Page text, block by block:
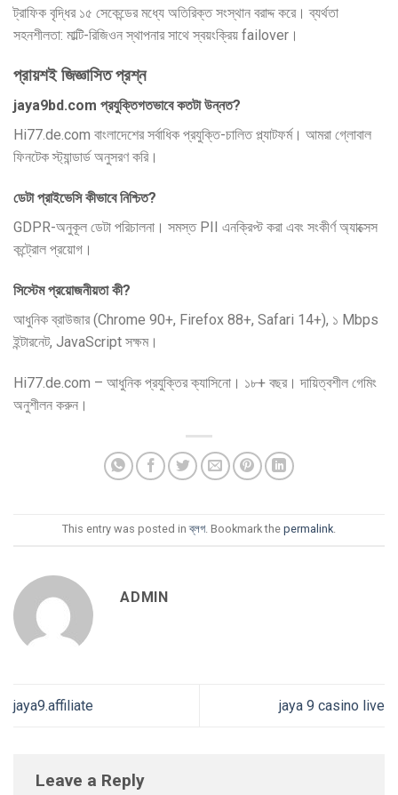
ট্রাফিক বৃদ্ধির ১৫ সেকেন্ডের মধ্যে অতিরিক্ত সংস্থান বরাদ্দ করে। ব্যর্থতা
সহনশীলতা: মাল্টি-রিজিওন স্থাপনার সাথে স্বয়ংক্রিয় failover।
প্রায়শই জিজ্ঞাসিত প্রশ্ন
jaya9bd.com প্রযুক্তিগতভাবে কতটা উন্নত?
Hi77.de.com বাংলাদেশের সর্বাধিক প্রযুক্তি-চালিত প্ল্যাটফর্ম। আমরা গ্লোবাল
ফিনটেক স্ট্যান্ডার্ড অনুসরণ করি।
ডেটা প্রাইভেসি কীভাবে নিশ্চিত?
GDPR-অনুকূল ডেটা পরিচালনা। সমস্ত PII এনক্রিপ্ট করা এবং সংকীর্ণ অ্যাক্সেস
কন্ট্রোল প্রয়োগ।
সিস্টেম প্রয়োজনীয়তা কী?
আধুনিক ব্রাউজার (Chrome 90+, Firefox 88+, Safari 14+), ১ Mbps
ইন্টারনেট, JavaScript সক্ষম।
Hi77.de.com – আধুনিক প্রযুক্তির ক্যাসিনো। ১৮+ বছর। দায়িত্বশীল গেমিং
অনুশীলন করুন।
This entry was posted inব্লগ. Bookmark the permalink.
ADMIN
jaya9.affiliate jaya 9 casino live
Leave a Reply